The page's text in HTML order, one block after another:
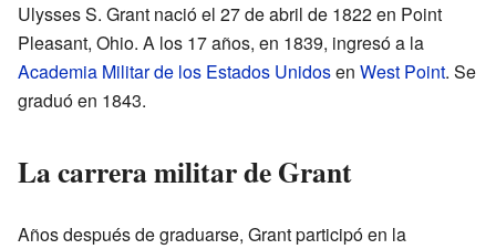
Ulysses S. Grant nació el 27 de abril de 1822 en Point
Pleasant, Ohio. A los 17 años, en 1839, ingresó a la
Academia Militar de los Estados Unidosen West Point. Se
graduó en 1843.
La carrera militar de Grant
Años después de graduarse, Grant participó en la